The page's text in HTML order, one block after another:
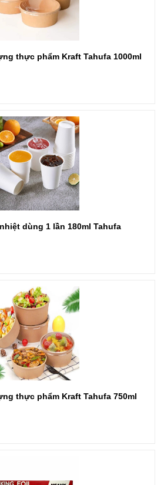
thực phẩm Kraft Tahufa 1000ml
dùng 1 lần 180ml Tahufa
thực phẩm Kraft Tahufa 750ml